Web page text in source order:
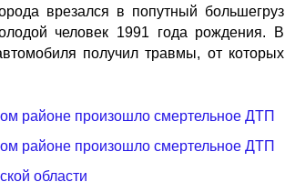
врезался в попутный большегруз
человек 1991 года рождения. В
получил травмы, от которых
области